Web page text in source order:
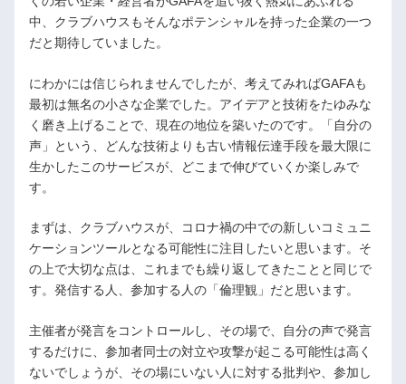
中、クラブハウスもそんなポテンシャルを持った企業の一つ
だと期待していました。
にわかには信じられませんでしたが、考えてみればGAFAも
最初は無名の小さな企業でした。アイデアと技術をたゆみな
く磨き上げることで、現在の地位を築いたのです。「自分の
声」という、どんな技術よりも古い情報伝達手段を最大限に
生かしたこのサービスが、どこまで伸びていくか楽しみで
す。
まずは、クラブハウスが、コロナ禍の中での新しいコミュニ
ケーションツールとなる可能性に注目したいと思います。そ
の上で大切な点は、これまでも繰り返してきたことと同じで
す。発信する人、参加する人の「倫理観」だと思います。
主催者が発言をコントロールし、その場で、自分の声で発言
するだけに、参加者同士の対立や攻撃が起こる可能性は高く
ないでしょうが、その場にいない人に対する批判や、参加し